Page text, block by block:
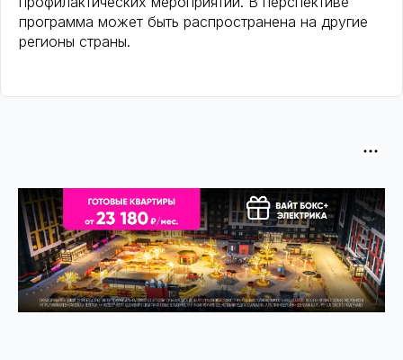
программа может быть распространена на другие
регионы страны.